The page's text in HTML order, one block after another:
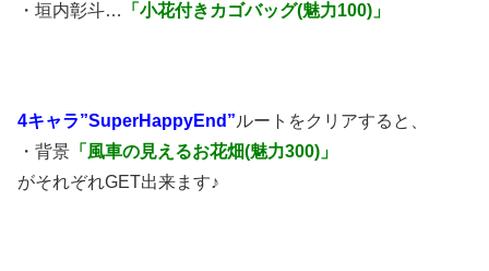
・垣内彰斗…
「小花付きカゴバッグ(魅力100)」
4キャラ”SuperHappyEnd”ルートをクリアすると、
・背景 「風車の見えるお花畑(魅力300)」
がそれぞれGET出来ます♪